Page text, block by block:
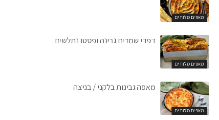
מאפים מלוחים
מאפים מלוחים
דפדי שמרים גבינה ופסטו נתלשים
מאפים מלוחים
מאפה גבינות בלקני / בניצה